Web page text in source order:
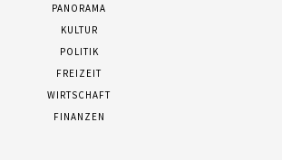
PANORAMA
KULTUR
POLITIK
FREIZEIT
WIRTSCHAFT
FINANZEN